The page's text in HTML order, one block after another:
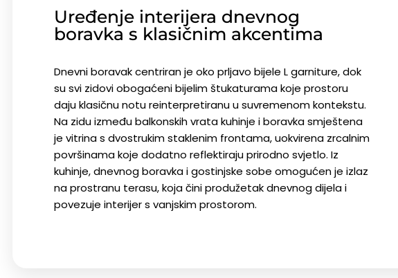
Uređenje interijera dnevnog
boravka s klasičnim akcentima
Dnevni boravak centriran je oko prljavo bijele L garniture, dok
su svi zidovi obogaćeni bijelim štukaturama koje prostoru
daju klasičnu notu reinterpretiranu u suvremenom kontekstu.
Na zidu između balkonskih vrata kuhinje i boravka smještena
je vitrina s dvostrukim staklenim frontama, uokvirena zrcalnim
površinama koje dodatno reflektiraju prirodno svjetlo. Iz
kuhinje, dnevnog boravka i gostinjske sobe omogućen je izlaz
na prostranu terasu, koja čini produžetak dnevnog dijela i
povezuje interijer s vanjskim prostorom.